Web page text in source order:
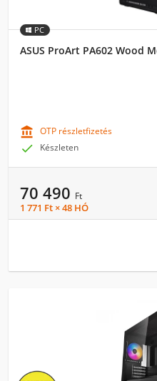
PC
ASUS ProArt PA602 Wood
 OTP részletfizetés
 Készleten
70 490 Ft
1 771 Ft × 48 HÓ